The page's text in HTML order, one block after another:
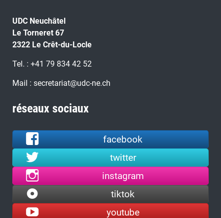
UDC Neuchâtel
Le Torneret 67
2322 Le Crêt-du-Locle
Tel. : +41 79 834 42 52
Mail : secretariat@udc-ne.ch
réseaux sociaux
facebook
twitter
instagram
tiktok
youtube